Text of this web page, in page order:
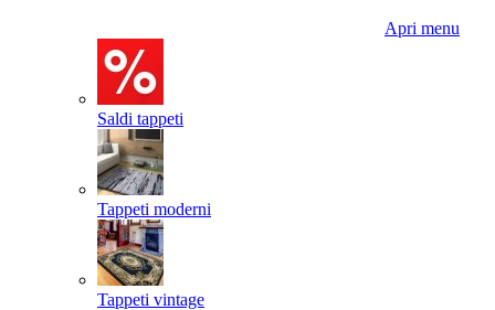
Apri menu
Saldi tappeti
Tappeti moderni
Tappeti vintage